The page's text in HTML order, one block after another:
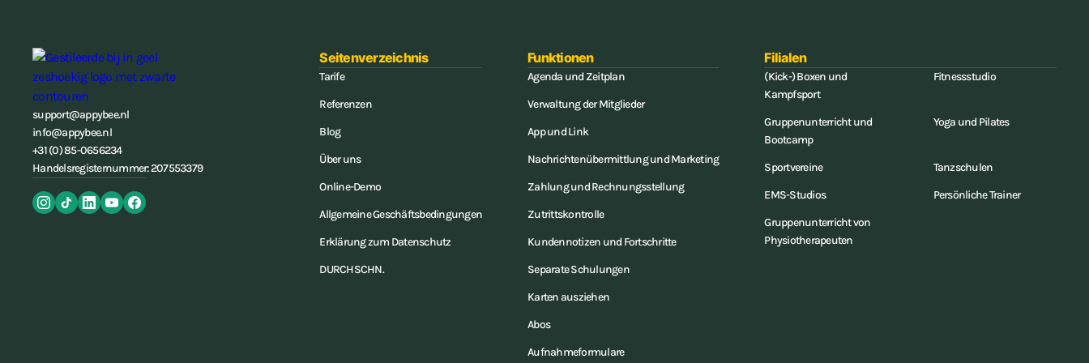
support@appybee.nl
info@appybee.nl
+31 (0) 85-0656234
Handelsregisternummer: 207553379
Seitenverzeichnis
Tarife
Referenzen
Blog
Über uns
Online-Demo
Allgemeine Geschäftsbedingungen
Erklärung zum Datenschutz
DURCHSCHN.
Funktionen
Agenda und Zeitplan
Verwaltung der Mitglieder
App und Link
Nachrichtenübermittlung und Marketing
Zahlung und Rechnungsstellung
Zutrittskontrolle
Kundennotizen und Fortschritte
Separate Schulungen
Karten ausziehen
Abos
Aufnahmeformulare
Filialen
(Kick-) Boxen und
Kampfsport
Fitnessstudio
Gruppenunterricht und
Bootcamp
Yoga und Pilates
Sportvereine
Tanzschulen
EMS-Studios
Persönliche Trainer
Gruppenunterricht von
Physiotherapeuten